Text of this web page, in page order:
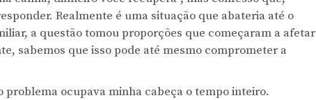
Realmente é uma situação que abateria até o
a questão tomou proporções que começaram a afetar
sabemos que isso pode até mesmo comprometer a
problema ocupava minha cabeça o tempo inteiro.